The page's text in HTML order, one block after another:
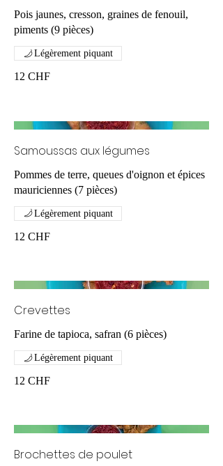
Pois jaunes, cresson, graines de fenouil,
piments (9 pièces)
12 CHF
Légèrement piquant
Samoussas aux légumes
Pommes de terre, queues d'oignon et épices
mauriciennes (7 pièces)
12 CHF
Légèrement piquant
Crevettes
Farine de tapioca, safran (6 pièces)
12 CHF
Légèrement piquant
Brochettes de poulet